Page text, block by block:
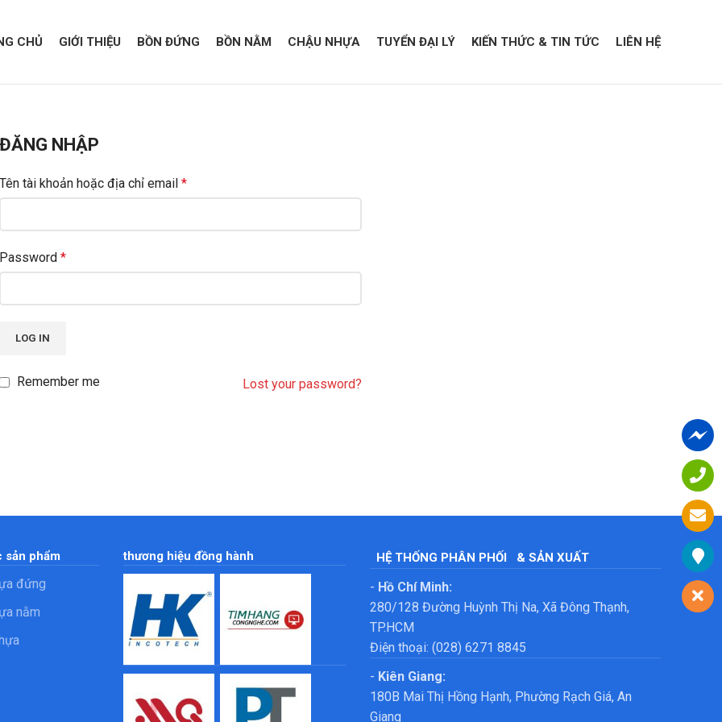
CHỦ GIỚI THIỆU BỒN ĐỨNG BỒN NẰM CHẬU NHỰA TUYỂN ĐẠI LÝ KIẾN THỨC & TIN TỨC LIÊN HỆ
ĐĂNG NHẬP
Tên tài khoản hoặc địa chỉ email *
Password *
LOG IN
Lost your password?
Remember me
sản phẩm
đứng
nằm
thương hiệu đồng hành HỆ THỐNG PHÂN PHỐI & SẢN XUẤT
- Hồ Chí Minh:
280/128 Đường Huỳnh Thị Na, Xã Đông Thạnh,
TP.HCM
Điện thoại: (028) 6271 8845
- Kiên Giang:
180B Mai Thị Hồng Hạnh, Phường Rạch Giá, An
Giang